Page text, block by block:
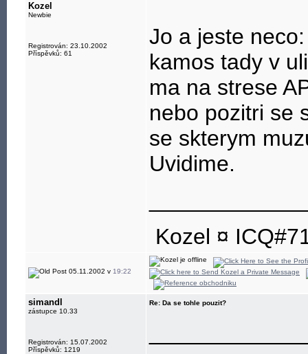
Kozel
Newbie
Registrován: 23.10.2002
Příspěvků: 61
Jo a jeste neco:
kamos tady v
ma na strese
nebo pozitri se
se skterym
Uvidime.
Kozel ¤
05.11.2002 v 19:22
simandl
zástupce 10.33
Registrován: 15.07.2002
Příspěvků: 1219
Re: Da se tohle pouzit?